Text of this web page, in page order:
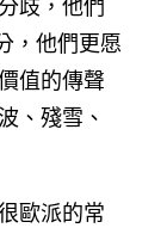
歧，他們
，他們更愿
值的傳聲
、殘雪、
歐派的常